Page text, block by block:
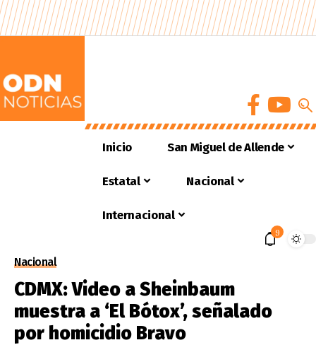
Inicio San Miguel de Allende
Estatal Nacional
Internacional
9
Nacional
CDMX: Video a Sheinbaum
muestra a ‘El Bótox’, señalado
por homicidio Bravo